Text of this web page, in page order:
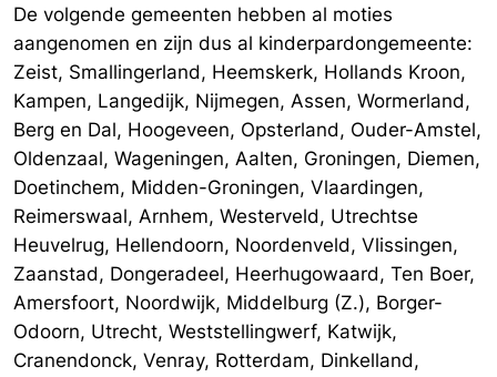
De volgende gemeenten hebben al moties
aangenomen en zijn dus al kinderpardongemeente:
Zeist, Smallingerland, Heemskerk, Hollands Kroon,
Kampen, Langedijk, Nijmegen, Assen, Wormerland,
Berg en Dal, Hoogeveen, Opsterland, Ouder-Amstel,
Oldenzaal, Wageningen, Aalten, Groningen, Diemen,
Doetinchem, Midden-Groningen, Vlaardingen,
Reimerswaal, Arnhem, Westerveld, Utrechtse
Heuvelrug, Hellendoorn, Noordenveld, Vlissingen,
Zaanstad, Dongeradeel, Heerhugowaard, Ten Boer,
Amersfoort, Noordwijk, Middelburg (Z.), Borger-
Odoorn, Utrecht, Weststellingwerf, Katwijk,
Cranendonck, Venray, Rotterdam, Dinkelland,